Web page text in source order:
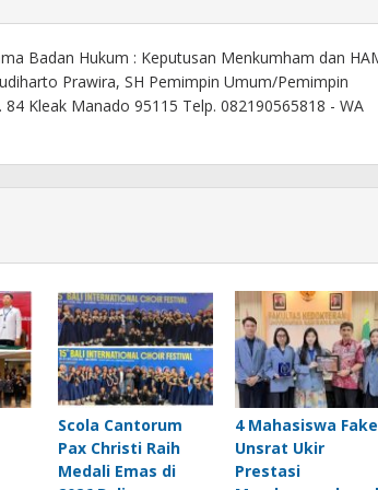
Badan Hukum : Keputusan Menkumham dan
Prawira, SH Pemimpin Umum/Pemimpin
Kleak Manado 95115 Telp. 082190565818 - WA
Scola Cantorum
Pax Christi Raih
Medali Emas di
4 Mahasiswa
Unsrat Ukir
Prestasi